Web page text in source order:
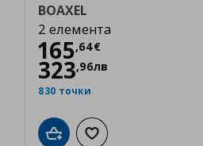
с любими
BOAXEL
2 елемента
165,64€
Цена
323,96лв
830 точки
Добави в кошницата
Добави към